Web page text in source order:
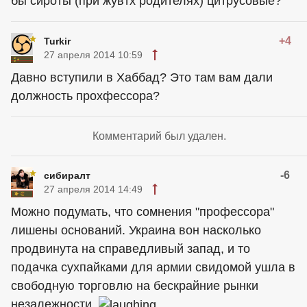
Turkir +4
27 апреля 2014 10:59
Давно вступили в Хаббад? Это там вам дали
должность прохфессора?
Комментарий был удален.
сибиралт -6
27 апреля 2014 14:49
Можно подумать, что сомнения "профессора"
лишены оснований. Украина вон насколько
продвинута на справедливый запад, и то
подачка сухпайками для армии свидомой ушла в
свободную торговлю на бескрайние рынки
незалежности.